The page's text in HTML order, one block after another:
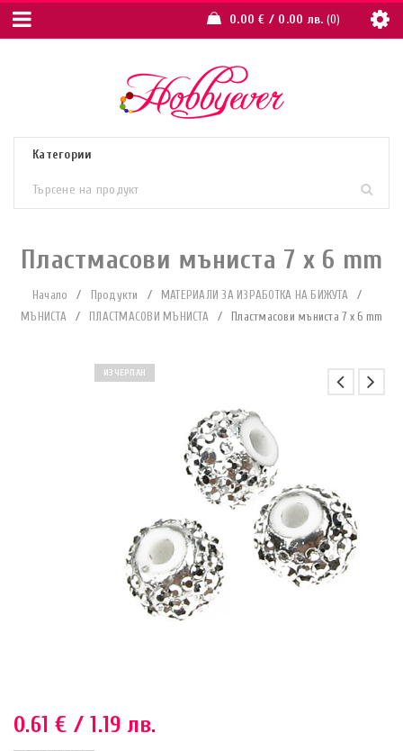
0.00€ / 0.00 лв. 0
Пластмасови мъниста 7 x 6 mm
Начало / Продукти / МАТЕРИАЛИ ЗА ИЗРАБОТКА НА БИЖУТА
/
МЪНИСТА
/ ПЛАСТМАСОВИ МЪНИСТА / Пластмасови мъниста 7 x 6 mm
ИЗЧЕРПАН
0.61€ / 1.19 лв.